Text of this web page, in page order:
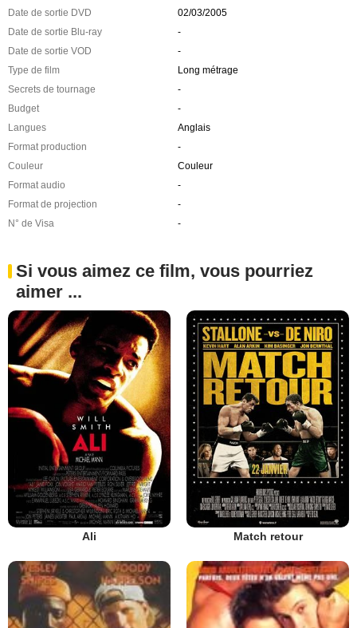
Date de sortie DVD
02/03/2005
Date de sortie Blu-ray
-
Date de sortie VOD
-
Type de film
Long métrage
Secrets de tournage
-
Budget
-
Langues
Anglais
Format production
-
Couleur
Couleur
Format audio
-
Format de projection
-
N° de Visa
-
Si vous aimez ce film, vous pourriez
aimer ...
Ali Match retour